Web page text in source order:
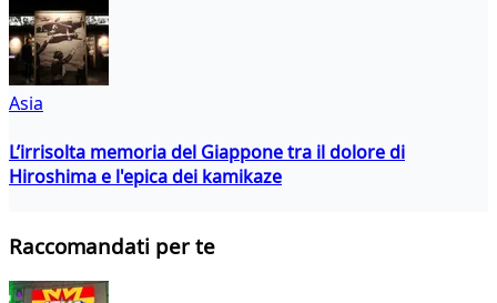
Asia
L’irrisolta memoria del Giappone tra il dolore di
Hiroshima e l'epica dei kamikaze
Raccomandati per te